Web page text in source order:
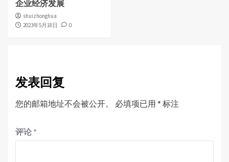
企业经济发展
shuizhonghua
2023年5月18日
0
发表回复
您的邮箱地址不会被公开。 必填项已用 * 标注
评论 *